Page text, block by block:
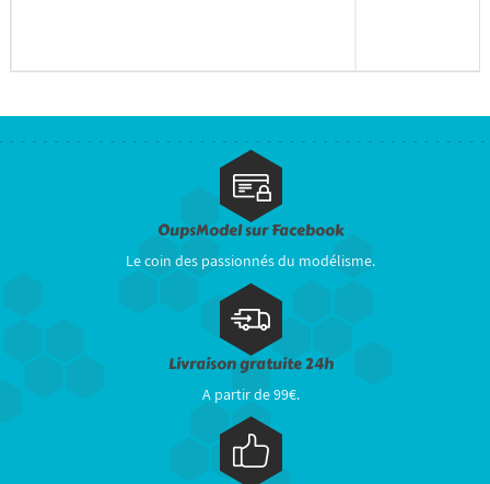
OupsModel sur Facebook
Le coin des passionnés du modélisme.
Livraison gratuite 24h
A partir de 99€.